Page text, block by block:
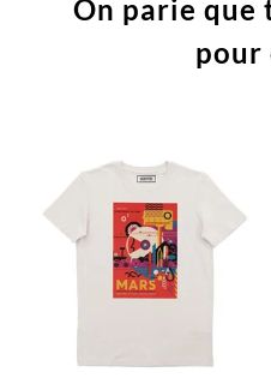
On parie que
pour